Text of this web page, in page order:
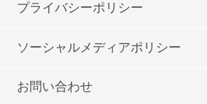
プライバシーポリシー
ソーシャルメディアポリシー
お問い合わせ